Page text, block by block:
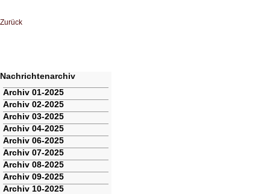
Zurück
Nachrichtenarchiv
Navigation
überspringen
Archiv 01-2025
Archiv 02-2025
Archiv 03-2025
Archiv 04-2025
Archiv 06-2025
Archiv 07-2025
Archiv 08-2025
Archiv 09-2025
Archiv 10-2025